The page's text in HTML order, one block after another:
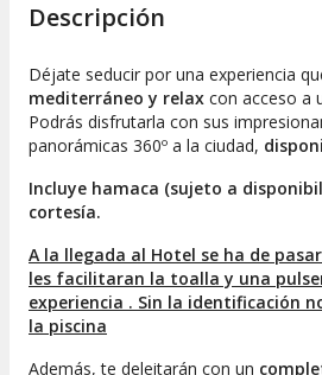
Descripción
Déjate seducir por una experiencia
mediterráneo y relax con acceso a
Podrás disfrutarla con sus
panorámicas 360º a la ciudad,
Incluye hamaca (sujeto a
cortesía.
A la llegada al Hotel se ha de
les facilitaran la toalla y una
experiencia . Sin la identificación
la piscina
Además, te deleitarán con un